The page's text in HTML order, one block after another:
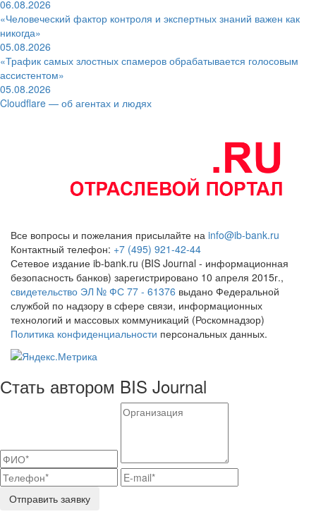
06.08.2026
«Человеческий фактор контроля и экспертных знаний важен как
никогда»
05.08.2026
«Трафик самых злостных спамеров обрабатывается голосовым
ассистентом»
05.08.2026
Cloudflare — об агентах и людях
Все вопросы и пожелания присылайте на info@ib-bank.ru
Контактный телефон: +7 (495) 921-42-44
Сетевое издание ib-bank.ru (BIS Journal - информационная
безопасность банков) зарегистрировано 10 апреля 2015г.,
свидетельство ЭЛ № ФС 77 - 61376 выдано Федеральной
службой по надзору в сфере связи, информационных
технологий и массовых коммуникаций (Роскомнадзор)
Политика конфиденциальности персональных данных.
Стать автором BIS Journal
Отправить заявку